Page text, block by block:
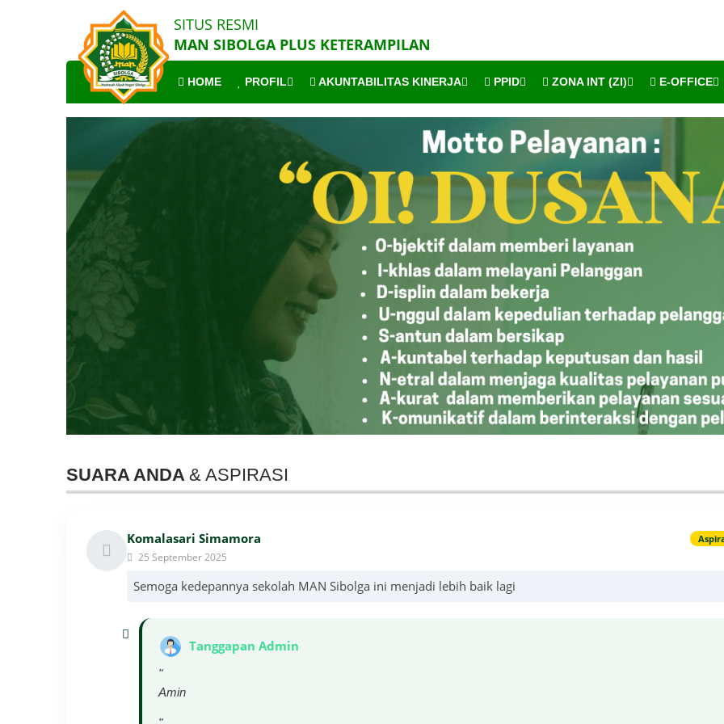
SITUS RESMI
MAN SIBOLGA PLUS KETERAMPILAN
HOME PROFIL AKUNTABILITAS KINERJA PPID ZONA INT (ZI) E-OFFICE
SUARA ANDA & ASPIRASI
Komalasari Simamora
25 September 2025
Semoga kedepannya sekolah MAN Sibolga ini menjadi lebih baik lagi
Tanggapan Admin
"
Amin